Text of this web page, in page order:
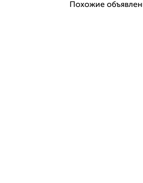
Похожие